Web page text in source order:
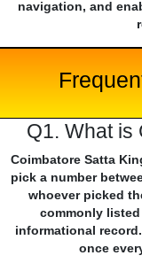
navigation, and
Q1. What is
Coimbatore Satta
pick a number
whoever picked
commonly
informational
once